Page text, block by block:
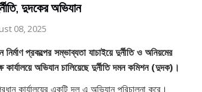
দুদকের অভিযান
08, 2025
প্রকল্পের সম্ভাব্যতা যাচাইয়ে দুর্নীতি ও অনিয়মের
অভিযান চালিয়েছে দুর্নীতি দমন কমিশন (দুদক)।
কার্যালয়ের একটি দল এ অভিযান পরিচালনা করে।